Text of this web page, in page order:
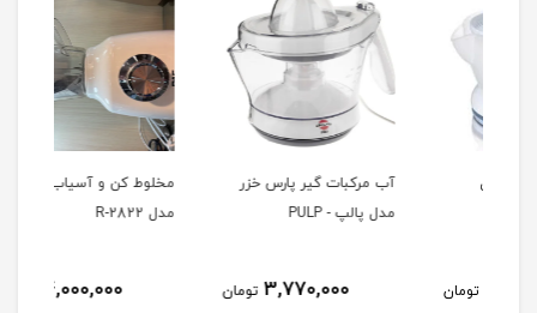
آب مرکبات گیر پارس خزر
مدل پالپ - PULP
3,770,000 تومان
مخلوط کن و آسیاب راف
4,000,000 تومان